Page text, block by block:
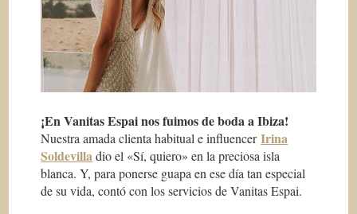
¡En Vanitas Espai nos fuimos de boda a Ibiza!
Nuestra amada clienta habitual einfluencerIrina
Soldevilladio el «Sí, quiero» en la preciosa isla
blanca. Y, para ponerse guapa en ese día tan especial
de su vida, contó con los servicios de Vanitas Espai.